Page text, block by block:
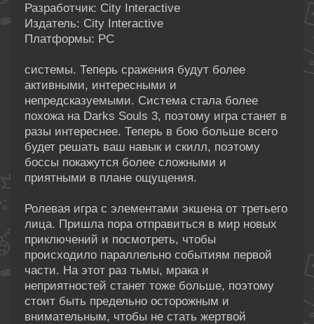
Разработчик: City Interactive
Издатель: City Interactive
Платформы: PC
системы. Теперь сражения будут более
активными, интересными и
непредсказуемыми. Система стала более
похожа на Darks Souls 3, поэтому игра станет в
разы интереснее. Теперь в бою больше всего
будет решать ваш навык и скилл, поэтому
боссы покажутся более сложными и
приятными в плане ощущения.
Ролевая игра с элементами экшена от третьего
лица. Пришла пора отправиться в мир новых
приключений и посмотреть, чтобы
происходило параллельно событиям первой
части. На этот раз тьмы, мрака и
неприятностей станет тоже больше, поэтому
стоит быть предельно осторожным и
внимательным, чтобы не стать жертвой